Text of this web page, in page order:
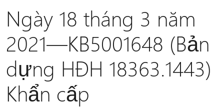
Ngày 18 tháng 3 năm
2021—KB5001648 (Bản
dựng HĐH 18363.1443)
Khẩn cấp